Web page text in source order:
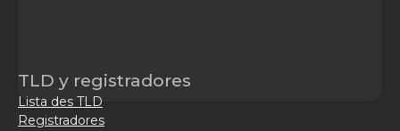
TLD y registradores
Lista des TLD
Registradores